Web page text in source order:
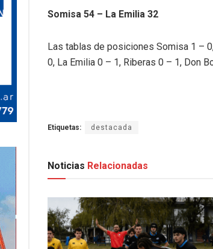
Somisa 54 – La Emilia 32
Las tablas de posiciones Somisa 1 –
0, La Emilia 0 – 1, Riberas 0 – 1, Don
Etiquetas: destacada
Noticias Relacionadas